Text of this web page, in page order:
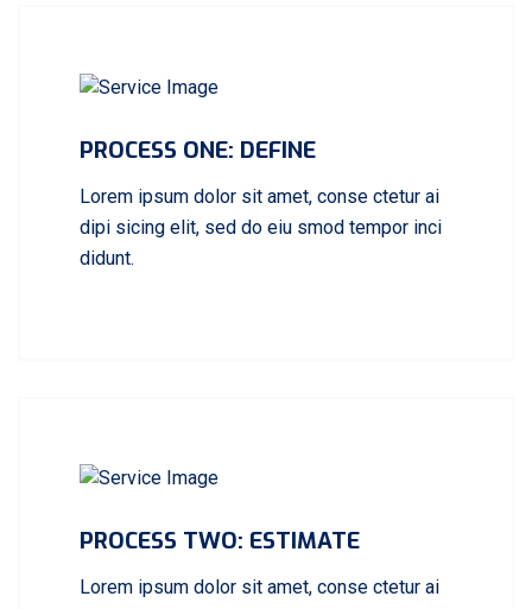
PROCESS ONE: DEFINE
Lorem ipsum dolor sit amet, conse ctetur ai
dipi sicing elit, sed do eiu smod tempor inci
didunt.
PROCESS TWO: ESTIMATE
Lorem ipsum dolor sit amet, conse ctetur ai